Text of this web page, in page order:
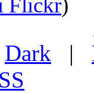
Flickr)
Dark |